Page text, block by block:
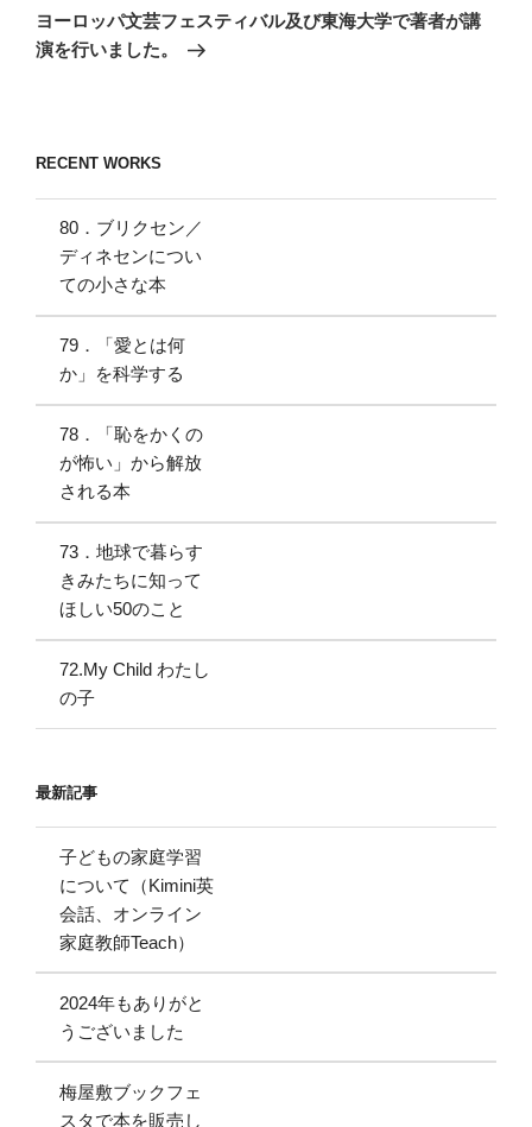
ゲ
ー
の
投
ヨーロッパ文芸フェスティバル及び東海大学で著者が講
演を行いました。
RECENT WORKS
80．ブリクセン／
ディネセンについ
ての小さな本
79．「愛とは何
か」を科学する
78．「恥をかくの
が怖い」から解放
される本
73．地球で暮らす
きみたちに知って
ほしい50のこと
72.My Child わたし
の子
最新記事
子どもの家庭学習
について（Kimini英
会話、オンライン
家庭教師Teach）
2024年もありがと
うございました
梅屋敷ブックフェ
スタで本を販売し